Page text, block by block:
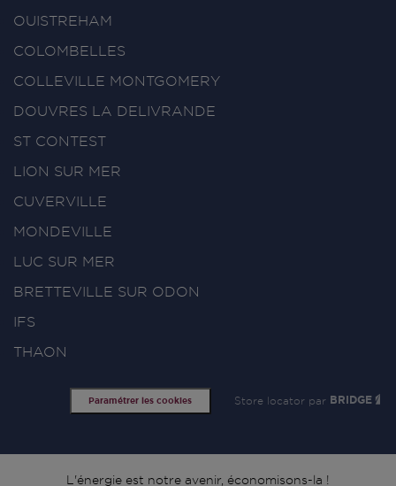
OUISTREHAM
COLOMBELLES
COLLEVILLE MONTGOMERY
DOUVRES LA DELIVRANDE
ST CONTEST
LION SUR MER
CUVERVILLE
MONDEVILLE
LUC SUR MER
BRETTEVILLE SUR ODON
IFS
THAON
Paramétrer les cookies Store locator par BRIDGE
L'énergie est notre avenir, économisons-la !